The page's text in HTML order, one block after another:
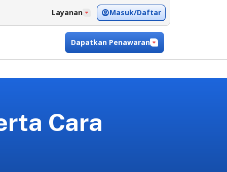
Layanan Masuk/Daftar
Dapatkan Penawaran
Cara